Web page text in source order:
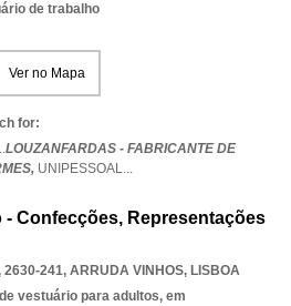
de trabalho
Ver no Mapa
for:
LOUZANFARDAS - FABRICANTE DE
UNIPESSOAL...
- Confecções, Representações
2630-241, ARRUDA VINHOS, LISBOA
vestuário para adultos, em